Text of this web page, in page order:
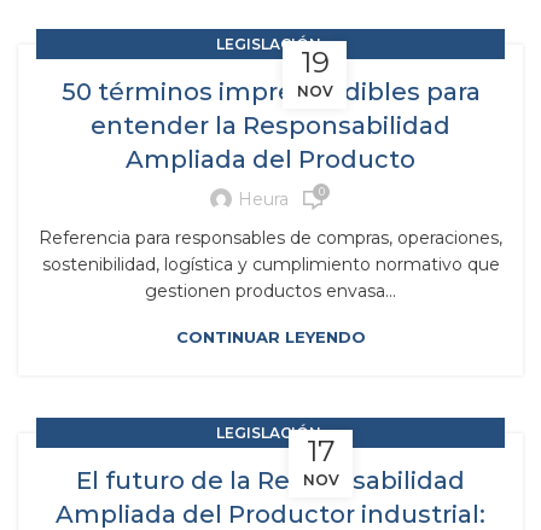
19
NOV
LEGISLACIÓN,
RAP RESPONSABILIDAD AMPLIADA DEL PRODUCTOR
RESIDUOS Y SUBPRODUCTOS
50 términos imprescindibles para
entender la Responsabilidad
Ampliada del Producto
Heura 0
Referencia para responsables de compras, operaciones,
sostenibilidad, logística y cumplimiento normativo que
gestionen productos envasa...
CONTINUAR LEYENDO
17
NOV
LEGISLACIÓN,
RAP RESPONSABILIDAD AMPLIADA DEL PRODUCTOR
RESIDUOS Y SUBPRODUCTOS
El futuro de la Responsabilidad
Ampliada del Productor industrial: